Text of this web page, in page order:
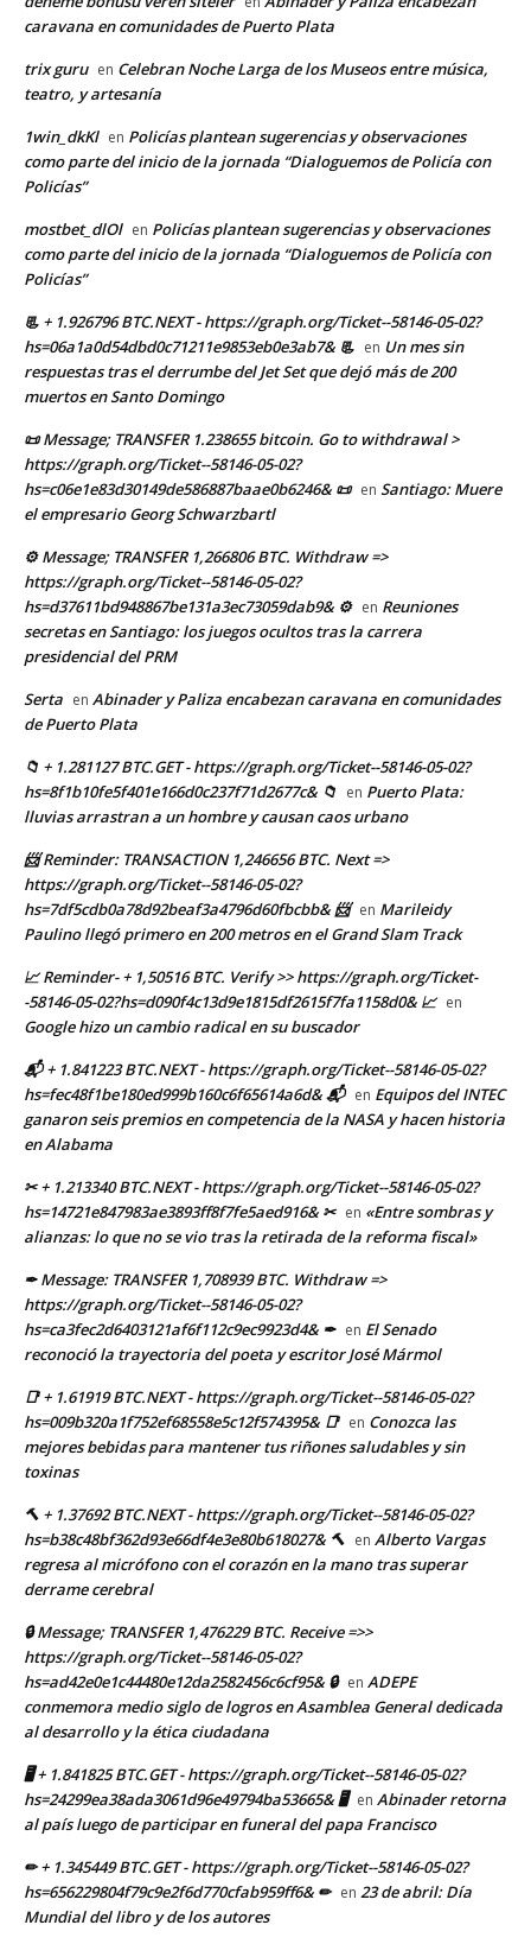
caravana en comunidades de Puerto Plata
trix guru en Celebran Noche Larga de los Museos entre música,
teatro, y artesanía
1win_dkKl en Policías plantean sugerencias y observaciones
como parte del inicio de la jornada “Dialoguemos de Policía con
Policías”
mostbet_dlOl en Policías plantean sugerencias y observaciones
como parte del inicio de la jornada “Dialoguemos de Policía con
Policías”
📃 + 1.926796 BTC.NEXT - https://graph.org/Ticket--58146-05-02?
hs=06a1a0d54dbd0c71211e9853eb0e3ab7& 📃 en Un mes sin
respuestas tras el derrumbe del Jet Set que dejó más de 200
muertos en Santo Domingo
📜 Message; TRANSFER 1.238655 bitcoin. Go to withdrawal >
https://graph.org/Ticket--58146-05-02?
hs=c06e1e83d30149de586887baae0b6246& 📜 en Santiago: Muere
el empresario Georg Schwarzbartl
⚙ Message; TRANSFER 1,266806 BTC. Withdraw =>
https://graph.org/Ticket--58146-05-02?
hs=d37611bd948867be131a3ec73059dab9& ⚙ en Reuniones
secretas en Santiago: los juegos ocultos tras la carrera
presidencial del PRM
Serta en Abinader y Paliza encabezan caravana en comunidades
de Puerto Plata
📁 + 1.281127 BTC.GET - https://graph.org/Ticket--58146-05-02?
hs=8f1b10fe5f401e166d0c237f71d2677c& 📁 en Puerto Plata:
lluvias arrastran a un hombre y causan caos urbano
📨 Reminder: TRANSACTION 1,246656 BTC. Next =>
https://graph.org/Ticket--58146-05-02?
hs=7df5cdb0a78d92beaf3a4796d60fbcbb& 📨 en Marileidy
Paulino llegó primero en 200 metros en el Grand Slam Track
📈 Reminder- + 1,50516 BTC. Verify >> https://graph.org/Ticket-
-58146-05-02?hs=d090f4c13d9e1815df2615f7fa1158d0& 📈 en
Google hizo un cambio radical en su buscador
📬 + 1.841223 BTC.NEXT - https://graph.org/Ticket--58146-05-02?
hs=fec48f1be180ed999b160c6f65614a6d& 📬 en Equipos del INTEC
ganaron seis premios en competencia de la NASA y hacen historia
en Alabama
✂ + 1.213340 BTC.NEXT - https://graph.org/Ticket--58146-05-02?
hs=14721e847983ae3893ff8f7fe5aed916& ✂ en «Entre sombras y
alianzas: lo que no se vio tras la retirada de la reforma fiscal»
✒ Message: TRANSFER 1,708939 BTC. Withdraw =>
https://graph.org/Ticket--58146-05-02?
hs=ca3fec2d6403121af6f112c9ec9923d4& ✒ en El Senado
reconoció la trayectoria del poeta y escritor José Mármol
📑 + 1.61919 BTC.NEXT - https://graph.org/Ticket--58146-05-02?
hs=009b320a1f752ef68558e5c12f574395& 📑 en Conozca las
mejores bebidas para mantener tus riñones saludables y sin
toxinas
🔨 + 1.37692 BTC.NEXT - https://graph.org/Ticket--58146-05-02?
hs=b38c48bf362d93e66df4e3e80b618027& 🔨 en Alberto Vargas
regresa al micrófono con el corazón en la mano tras superar
derrame cerebral
🔒 Message; TRANSFER 1,476229 BTC. Receive =>>
https://graph.org/Ticket--58146-05-02?
hs=ad42e0e1c44480e12da2582456c6cf95& 🔒 en ADEPE
conmemora medio siglo de logros en Asamblea General dedicada
al desarrollo y la ética ciudadana
🖥 + 1.841825 BTC.GET - https://graph.org/Ticket--58146-05-02?
hs=24299ea38ada3061d96e49794ba53665& 🖥 en Abinader retorna
al país luego de participar en funeral del papa Francisco
✏ + 1.345449 BTC.GET - https://graph.org/Ticket--58146-05-02?
hs=656229804f79c9e2f6d770cfab959ff6& ✏ en 23 de abril: Día
Mundial del libro y de los autores